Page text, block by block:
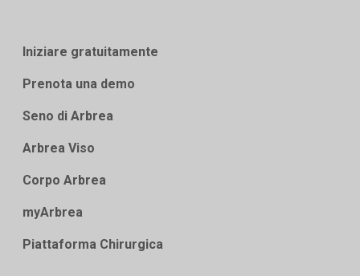
Iniziare gratuitamente
Prenota una demo
Seno di Arbrea
Arbrea Viso
Corpo Arbrea
myArbrea
Piattaforma Chirurgica